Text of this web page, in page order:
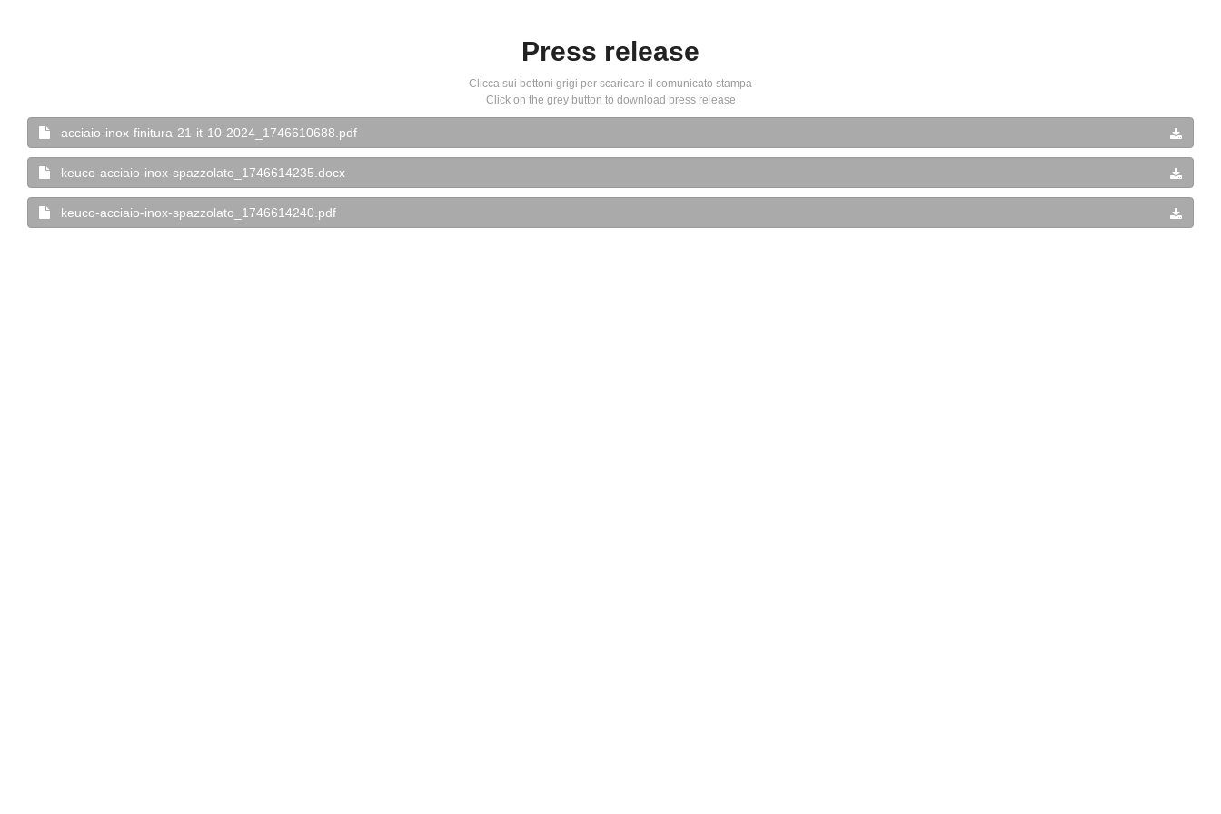
Press release
Clicca sui bottoni grigi per scaricare il comunicato stampa
Click on the grey button to download press release
acciaio-inox-finitura-21-it-10-2024_1746610688.pdf
keuco-acciaio-inox-spazzolato_1746614235.docx
keuco-acciaio-inox-spazzolato_1746614240.pdf